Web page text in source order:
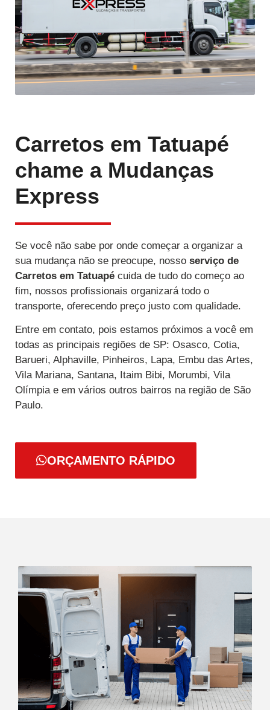
Carretos em Tatuapé
chame a Mudanças
Express
Se você não sabe por onde começar a organizar a
sua mudança não se preocupe, nosso serviço de
Carretos em Tatuapé cuida de tudo do começo ao
fim, nossos profissionais organizará todo o
transporte, oferecendo preço justo com qualidade.
Entre em contato, pois estamos próximos a você em
todas as principais regiões de SP: Osasco, Cotia,
Barueri, Alphaville, Pinheiros, Lapa, Embu das Artes,
Vila Mariana, Santana, Itaim Bibi, Morumbi, Vila
Olímpia e em vários outros bairros na região de São
Paulo.
ORÇAMENTO RÁPIDO